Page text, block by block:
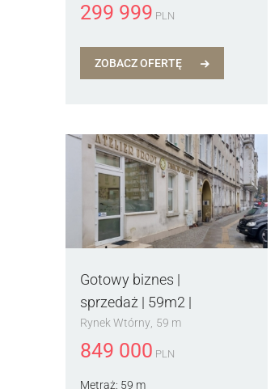
299 999 PLN
ZOBACZ OFERTĘ
Gotowy biznes |
sprzedaż | 59m2 |
Rynek Wtórny 59 m
849 000 PLN
Metraż: 59 m